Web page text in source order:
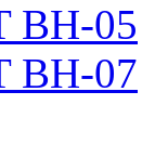
BH-05
BH-07